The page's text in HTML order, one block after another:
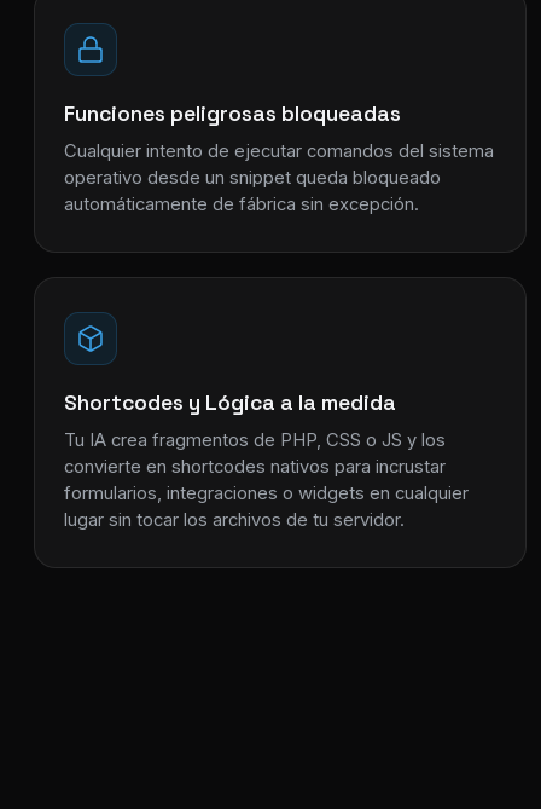
Funciones peligrosas bloqueadas
Cualquier intento de ejecutar comandos del sistema
operativo desde un snippet queda bloqueado
automáticamente de fábrica sin excepción.
Shortcodes y Lógica a la medida
Tu IA crea fragmentos de PHP, CSS o JS y los
convierte en shortcodes nativos para incrustar
formularios, integraciones o widgets en cualquier
lugar sin tocar los archivos de tu servidor.